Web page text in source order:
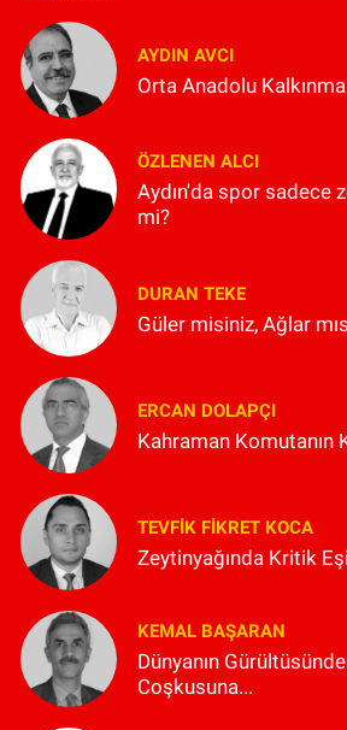
AYDIN AVCI
Orta Anadolu Kalkınma
ÖZLENEN ALCI
Aydın'da spor sadece
mi?
DURAN TEKE
Güler misiniz, Ağlar
ERCAN DOLAPÇI
Kahraman Komutanın
TEVFIK FIKRET KOCA
Zeytinyağında Kritik
KEMAL BAŞARAN
Dünyanın
Coşkusuna...